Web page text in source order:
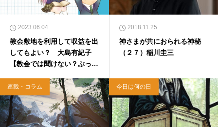
2023.06.04
教会敷地を利用して収益を出
してもよい？ 大島有紀子
【教会では聞けない？ぶっち
2018.11.25
神さまが共におられる神秘
（２７）稲川圭三
連載・コラム 今日は何の日